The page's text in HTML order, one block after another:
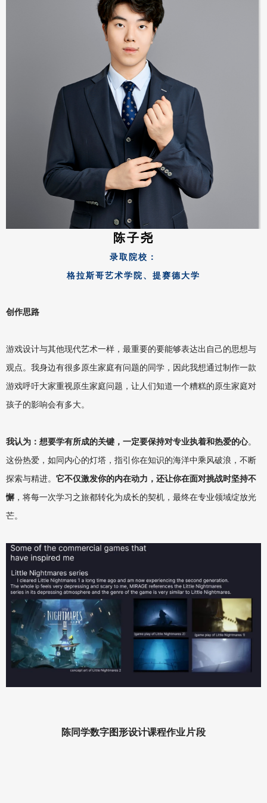
陈子尧
录取院校：
格拉斯哥艺术学院、 提赛德大学
创作思路
游戏设计与其他现代艺术一样，最重要的要能够表达出自己的思想与
观点。我身边有很多原生家庭有问题的同学，因此我想通过制作一款
游戏呼吁大家重视原生家庭问题，让人们知道一个糟糕的原生家庭对
孩子的影响会有多大。
我认为：想要学有所成的关键，一定要保持对专业执着和热爱的心。
这份热爱，如同内心的灯塔，指引你在知识的海洋中乘风破浪，不断
探索与精进。 它不仅激发你的内在动力，还让你在面对挑战时坚持不
懈 ，将每一次学习之旅都转化为成长的契机，最终在专业领域绽放光
芒。
陈同学数字图形设计课程作业片段